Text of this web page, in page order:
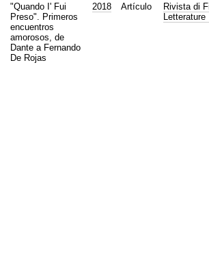
"Quando I' Fui
Preso". Primeros
encuentros
amorosos, de
Dante a Fernando
De Rojas
2018 Artículo
Rivista di